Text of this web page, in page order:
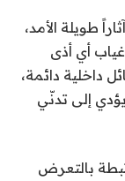
طويلة الأمد،
أي أذى
داخلية دائمة،
إلى تدنّي
بالتعرض